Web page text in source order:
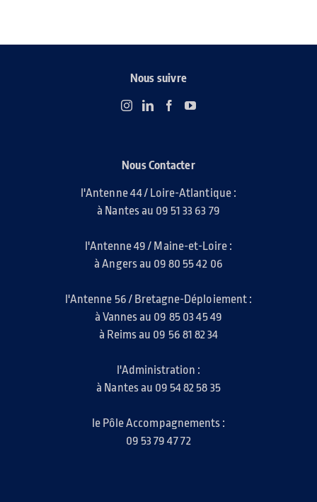
Nous suivre
Nous Contacter
l'Antenne 44 / Loire-Atlantique :
à Nantes au 09 51 33 63 79
l'Antenne 49 / Maine-et-Loire :
à Angers au 09 80 55 42 06
l'Antenne 56 / Bretagne-Déploiement :
à Vannes au 09 85 03 45 49
à Reims au 09 56 81 82 34
l'Administration :
à Nantes au 09 54 82 58 35
le Pôle Accompagnements :
09 53 79 47 72